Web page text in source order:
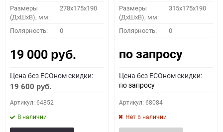
Размеры
(ДхШхВ), мм:
278x175x190
Полярность: 0
19 000 руб.
Цена без ECOном скидки:
19 600 руб.
Артикул: 64852
В наличии
Размеры
(ДхШхВ), мм:
315x175x190
Полярность: 0
по запросу
Цена без ECOном скидки:
по запросу
Артикул: 68084
Нет в наличии